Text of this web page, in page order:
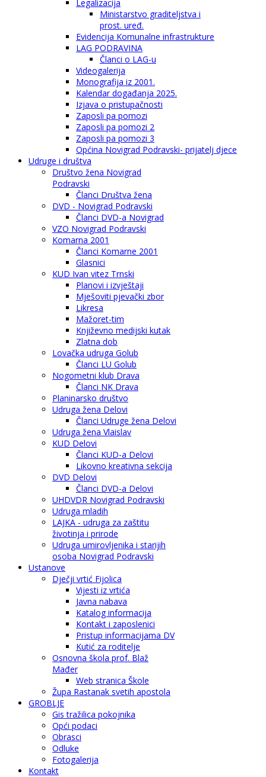
Legalizacija
Ministarstvo graditeljstva i
prost. uređ.
Evidencija Komunalne infrastrukture
LAG PODRAVINA
Članci o LAG-u
Videogalerija
Monografija iz 2001.
Kalendar događanja 2025.
Izjava o pristupačnosti
Zaposli pa pomozi
Zaposli pa pomozi 2
Zaposli pa pomozi 3
Općina Novigrad Podravski- prijatelj djece
Udruge i društva
Društvo žena Novigrad
Podravski
Članci Društva žena
DVD - Novigrad Podravski
Članci DVD-a Novigrad
VZO Novigrad Podravski
Komarna 2001
Članci Komarne 2001
Glasnici
KUD Ivan vitez Trnski
Planovi i izvještaji
Mješoviti pjevački zbor
Likresa
Mažoret-tim
Književno medijski kutak
Zlatna dob
Lovačka udruga Golub
Članci LU Golub
Nogometni klub Drava
Članci NK Drava
Planinarsko društvo
Udruga žena Delovi
Članci Udruge žena Delovi
Udruga žena Vlaislav
KUD Delovi
Članci KUD-a Delovi
Likovno kreativna sekcija
DVD Delovi
Članci DVD-a Delovi
UHDVDR Novigrad Podravski
Udruga mladih
LAJKA - udruga za zaštitu
životinja i prirode
Udruga umirovljenika i starijih
osoba Novigrad Podravski
Ustanove
Dječji vrtić Fijolica
Vijesti iz vrtića
Javna nabava
Katalog informacija
Kontakt i zaposlenici
Pristup informacijama DV
Kutić za roditelje
Osnovna škola prof. Blaž
Mađer
Web stranica Škole
Župa Rastanak svetih apostola
GROBLJE
Gis tražilica pokojnika
Opći podaci
Obrasci
Odluke
Fotogalerija
Kontakt